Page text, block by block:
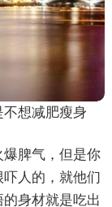
想减肥瘦身
脾气，但是你
人的，就他们
身材就是吃出